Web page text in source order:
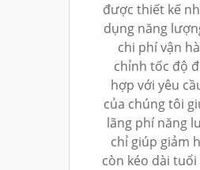
được thiết kế
dụng năng
chi phí vận
chỉnh tốc độ
hợp với yêu
của chúng tôi
lãng phí năng
chỉ giúp giảm
còn kéo dài